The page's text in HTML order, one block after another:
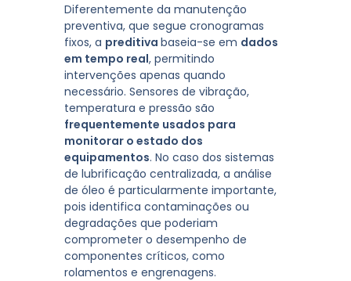
Diferentemente da manutenção
preventiva, que segue cronogramas
fixos, a preditiva baseia-se em dados
em tempo real, permitindo
intervenções apenas quando
necessário. Sensores de vibração,
temperatura e pressão são
frequentemente usados para
monitorar o estado dos
equipamentos. No caso dos sistemas
de lubrificação centralizada, a análise
de óleo é particularmente importante,
pois identifica contaminações ou
degradações que poderiam
comprometer o desempenho de
componentes críticos, como
rolamentos e engrenagens.